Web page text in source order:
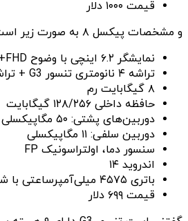
قیمت ۱۰۰۰ دلار
و مشخصات پیکسل ۸ به صورت زیر است:
نمایشگر ۶.۲ اینچی با وضوح FHD+ و نرخ نوسازی ۱۲۰ هرتز
تراشه ۴ نانومتری تنسور G3 + تراشه امنیتی Titan
۸ گیگابایت رم
حافظه داخلی ۱۲۸/۲۵۶ گیگابایت
دوربین‌های پشتی: ۵۰ مگاپیکسلی + ۱۲ مگاپیکسلی فوق عریض
دوربین سلفی: ۱۱ مگاپیکسلی
سنسور دما، اولتراسونیک FP
اندروید ۱۴
باتری ۴۵۷۵ میلی‌آمپرساعتی با شارژ سیمی ۲۷ وات
قیمت ۶۹۹ دلار